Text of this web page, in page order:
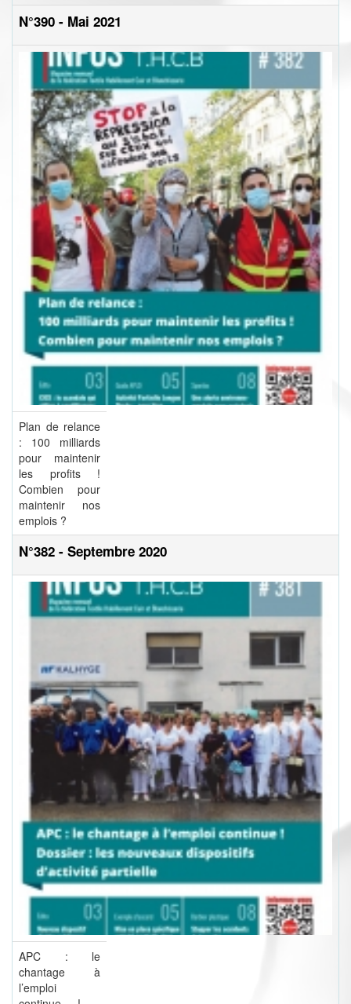
N°390 - Mai 2021
Plan de relance
: 100 milliards
pour maintenir
les profits !
Combien pour
maintenir nos
emplois ?
N°382 - Septembre 2020
APC : le
chantage à
l’emploi